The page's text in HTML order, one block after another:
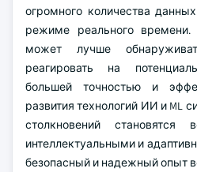
огромного количества
режиме реального
может лучше
реагировать на
большей точностью и
развития технологий ИИ и ML
столкновений
интеллектуальными и
безопасный и надежный опыт